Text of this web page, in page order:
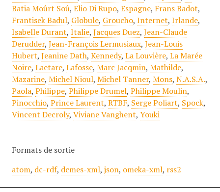
Batia Moûrt Soû, Elio Di Rupo, Espagne, Frans Badot,
Frantisek Badul, Globule, Groucho, Internet, Irlande,
Isabelle Durant, Italie, Jacques Duez, Jean-Claude
Derudder, Jean-François Lermusiaux, Jean-Louis
Hubert, Jeanine Dath, Kennedy, La Louvière, La Marée
Noire, Laetare, Lafosse, Marc Jacqmin, Mathilde,
Mazarine, Michel Nioul, Michel Tanner, Mons, N.A.S.A.,
Paola, Philippe, Philippe Drumel, Philippe Moulin,
Pinocchio, Prince Laurent, RTBF, Serge Poliart, Spock,
Vincent Decroly, Viviane Vanghent, Youki
Formats de sortie
atom, dc-rdf, dcmes-xml, json, omeka-xml, rss2